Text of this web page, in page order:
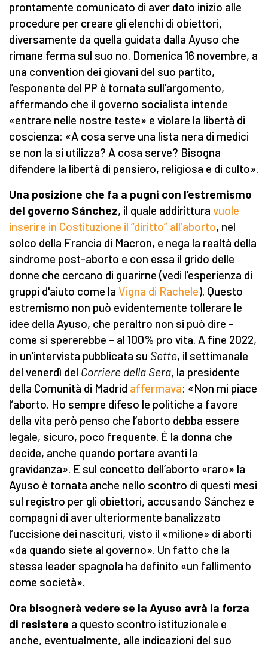
prontamente comunicato di aver dato inizio alle
procedure per creare gli elenchi di obiettori,
diversamente da quella guidata dalla Ayuso che
rimane ferma sul suo no. Domenica 16 novembre, a
una convention dei giovani del suo partito,
l’esponente del PP è tornata sull’argomento,
affermando che il governo socialista intende
«entrare nelle nostre teste» e violare la libertà di
coscienza: «A cosa serve una lista nera di medici
se non la si utilizza? A cosa serve? Bisogna
difendere la libertà di pensiero, religiosa e di culto».
Una posizione che fa a pugni con l’estremismo
del governo Sánchez, il quale addirittura vuole
inserire in Costituzione il “diritto” all’aborto, nel
solco della Francia di Macron, e nega la realtà della
sindrome post-aborto e con essa il grido delle
donne che cercano di guarirne (vedi l'esperienza di
gruppi d'aiuto come la Vigna di Rachele). Questo
estremismo non può evidentemente tollerare le
idee della Ayuso, che peraltro non si può dire –
come si spererebbe – al 100% pro vita. A fine 2022,
in un’intervista pubblicata su Sette, il settimanale
del venerdì del Corriere della Sera, la presidente
della Comunità di Madrid affermava: «Non mi piace
l’aborto. Ho sempre difeso le politiche a favore
della vita però penso che l’aborto debba essere
legale, sicuro, poco frequente. È la donna che
decide, anche quando portare avanti la
gravidanza». E sul concetto dell’aborto «raro» la
Ayuso è tornata anche nello scontro di questi mesi
sul registro per gli obiettori, accusando Sánchez e
compagni di aver ulteriormente banalizzato
l’uccisione dei nascituri, visto il «milione» di aborti
«da quando siete al governo». Un fatto che la
stessa leader spagnola ha definito «un fallimento
come società».
Ora bisognerà vedere se la Ayuso avrà la forza
di resistere a questo scontro istituzionale e
anche, eventualmente, alle indicazioni del suo